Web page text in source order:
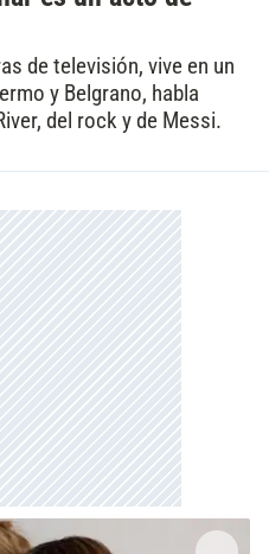
de televisión, vive en un
y Belgrano, habla
del rock y de Messi.